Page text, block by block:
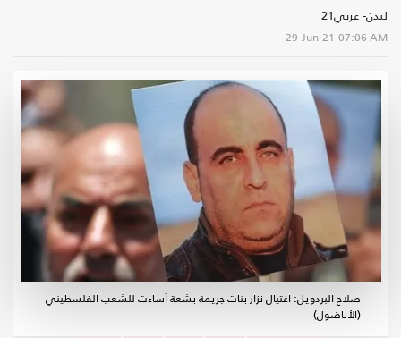
لندن- عربي21
29-Jun-21 07:06 AM
صلاح البردويل: اغتيال نزار بنات جريمة بشعة أساءت للشعب الفلسطيني
(الأناضول)